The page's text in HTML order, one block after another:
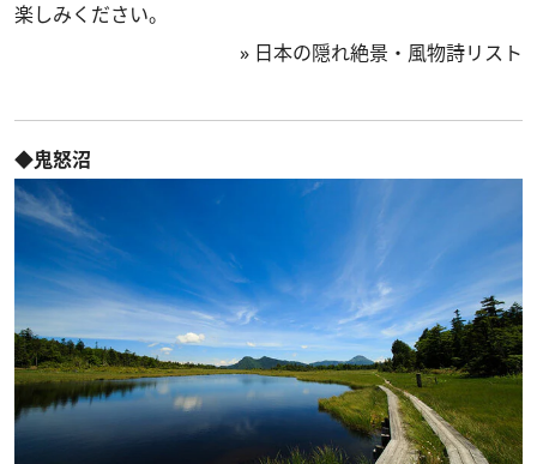
楽しみください。
» 日本の隠れ絶景・風物詩リスト
◆鬼怒沼